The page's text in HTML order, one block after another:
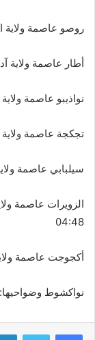
روصو عاصمة ولاية
أطار عاصمة ولاية
نواذيبو عاصمة ولاية
تجكجة عاصمة ولاية
سيلبابي عاصمة ولاية
الزويرات عاصمة
04:48
أكجوجت عاصمة ولاية
نواكشوط وضواحيها:
فيسبوك تويتر